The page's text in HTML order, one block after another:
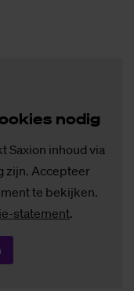
no­dig
Saxion inhoud via
zijn. Accepteer
te bekijken.
statement.